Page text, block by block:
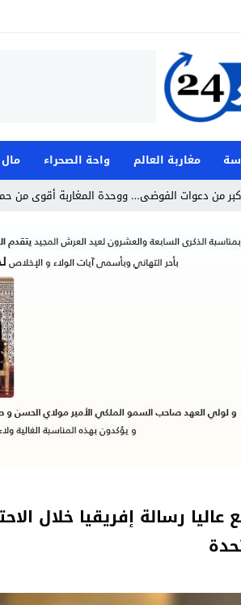
مغاربة العالم واحة الصحراء
من دعوات الفوضى… ووحدة المغاربة أقوى من